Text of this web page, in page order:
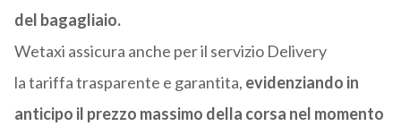
del bagagliaio.
Wetaxi assicura anche per il servizio Delivery
la tariffa trasparente e garantita, evidenziando in
anticipo il prezzo massimo della corsa nel momento